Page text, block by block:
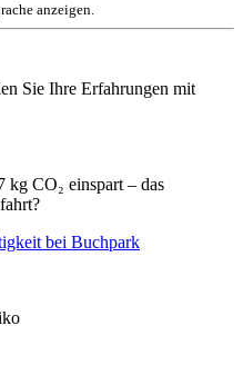
anzeigen.
Sie Ihre Erfahrungen mit
kg CO₂ einspart – das
bei Buchpark